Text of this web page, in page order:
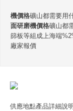
機價格礦山都需要用
面研磨機價格礦山都
篩板等組成上海端
廠家報價
供應地點產品詳細說